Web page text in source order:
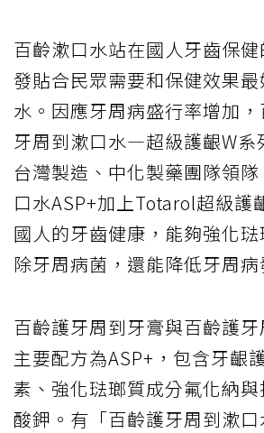
百齡漱口水站在國人牙齒保
發貼合民眾需要和保健效果
水。因應牙周病盛行率增加
牙周到漱口水—超級護齦W系
台灣製造、中化製藥團隊領
口水ASP+加上Totarol超級護
國人的牙齒健康，能夠強化
除牙周病菌，還能降低牙周病
百齡護牙周到牙膏與百齡護
主要配方為ASP+，包含牙齦
素、強化琺瑯質成分氟化納
酸鉀。有「百齡護牙周到漱